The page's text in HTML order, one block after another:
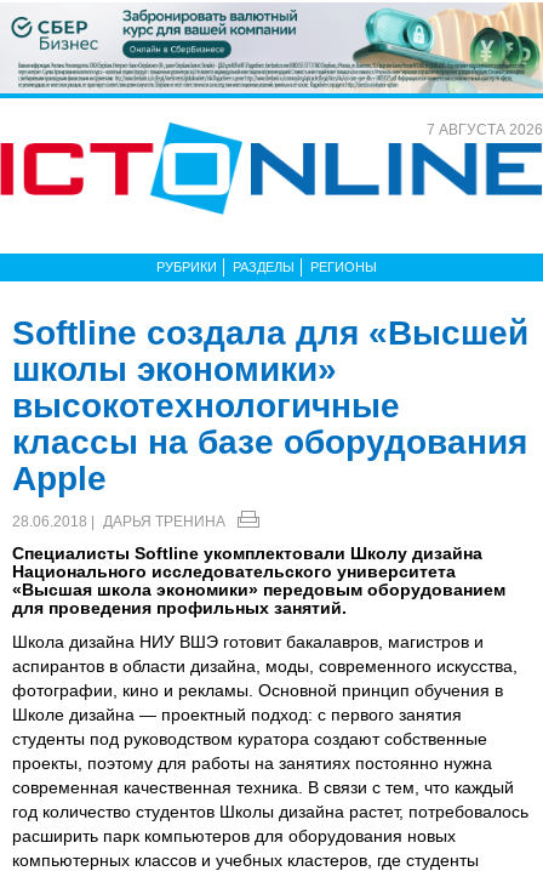
7 АВГУСТА 2026
РУБРИКИ РАЗДЕЛЫ РЕГИОНЫ
Softline создала для «Высшей
школы экономики»
высокотехнологичные
классы на базе оборудования
Apple
28.06.2018 | ДАРЬЯ ТРЕНИНА
Специалисты Softline укомплектовали Школу дизайна
Национального исследовательского университета
«Высшая школа экономики» передовым оборудованием
для проведения профильных занятий.
Школа дизайна НИУ ВШЭ готовит бакалавров, магистров и
аспирантов в области дизайна, моды, современного искусства,
фотографии, кино и рекламы. Основной принцип обучения в
Школе дизайна — проектный подход: с первого занятия
студенты под руководством куратора создают собственные
проекты, поэтому для работы на занятиях постоянно нужна
современная качественная техника. В связи с тем, что каждый
год количество студентов Школы дизайна растет, потребовалось
расширить парк компьютеров для оборудования новых
компьютерных классов и учебных кластеров, где студенты